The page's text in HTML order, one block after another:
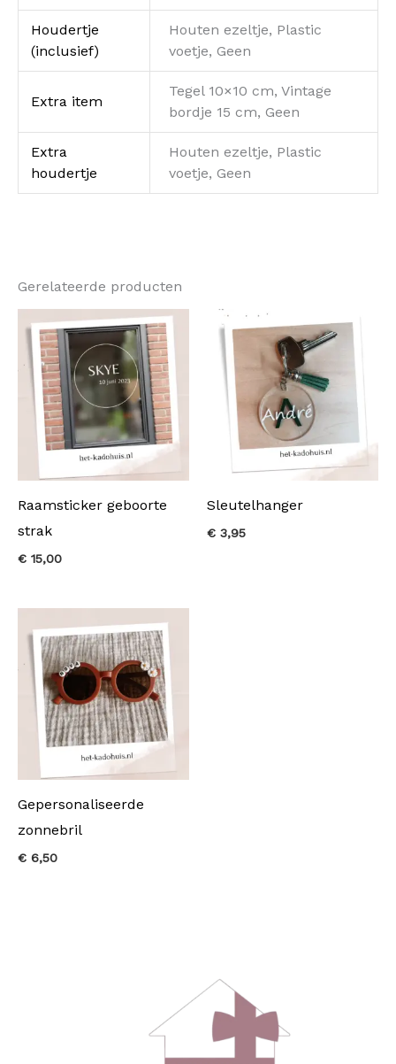
Houdertje
(inclusief)
Houten ezeltje, Plastic
voetje, Geen
Extra item
Tegel 10×10 cm, Vintage
bordje 15 cm, Geen
Extra
houdertje
Houten ezeltje, Plastic
voetje, Geen
Gerelateerde producten
Raamsticker geboorte
strak
€ 15,00
Sleutelhanger
€ 3,95
Gepersonaliseerde
zonnebril
€ 6,50